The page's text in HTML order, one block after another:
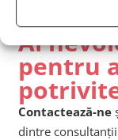
Ai
pentru
Contactează-ne
dintre